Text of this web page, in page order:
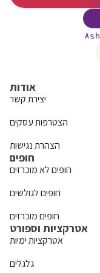
אודות
יצירת קשר
הצטרפות עסקים
הצהרת נגישות
חופים
חופים לא מוכרזים
חופים לגולשים
חופים מוכרזים
אטרקציות וספורט
אטרקציות ימיות
גלגלים